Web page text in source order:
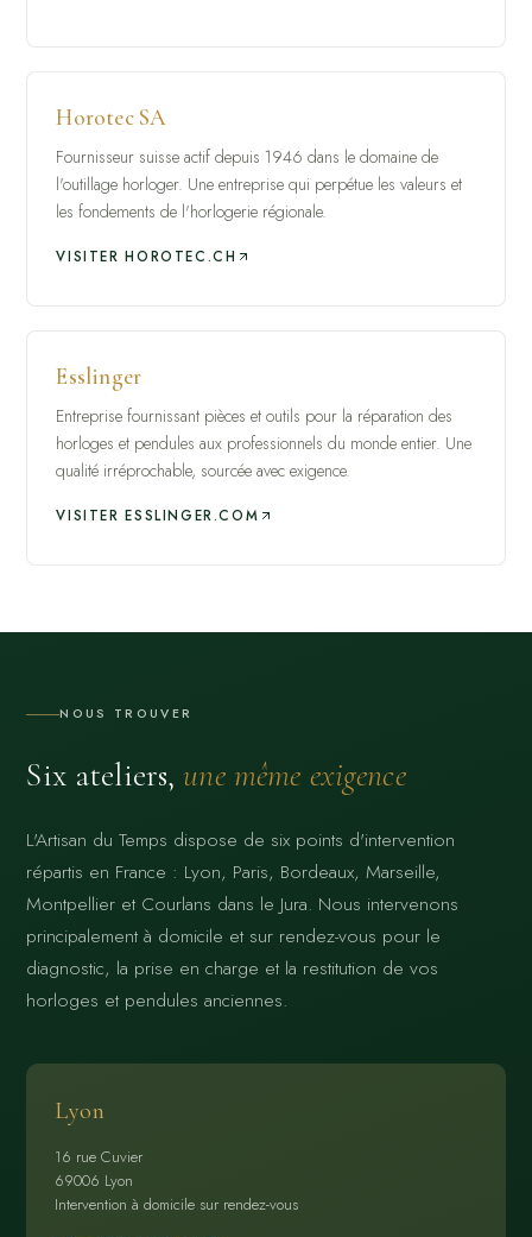
Horotec SA
Fournisseur suisse actif depuis 1946 dans le domaine de
l'outillage horloger. Une entreprise qui perpétue les valeurs et
les fondements de l'horlogerie régionale.
VISITER HOROTEC.CH
Esslinger
Entreprise fournissant pièces et outils pour la réparation des
horloges et pendules aux professionnels du monde entier. Une
qualité irréprochable, sourcée avec exigence.
VISITER ESSLINGER.COM
NOUS TROUVER
Six ateliers,une même exigence
L'Artisan du Temps dispose de six points d'intervention
répartis en France : Lyon, Paris, Bordeaux, Marseille,
Montpellier et Courlans dans le Jura. Nous intervenons
principalement à domicile et sur rendez-vous pour le
diagnostic, la prise en charge et la restitution de vos
horloges et pendules anciennes.
Lyon
16 rue Cuvier
69006 Lyon
Intervention à domicile sur rendez-vous